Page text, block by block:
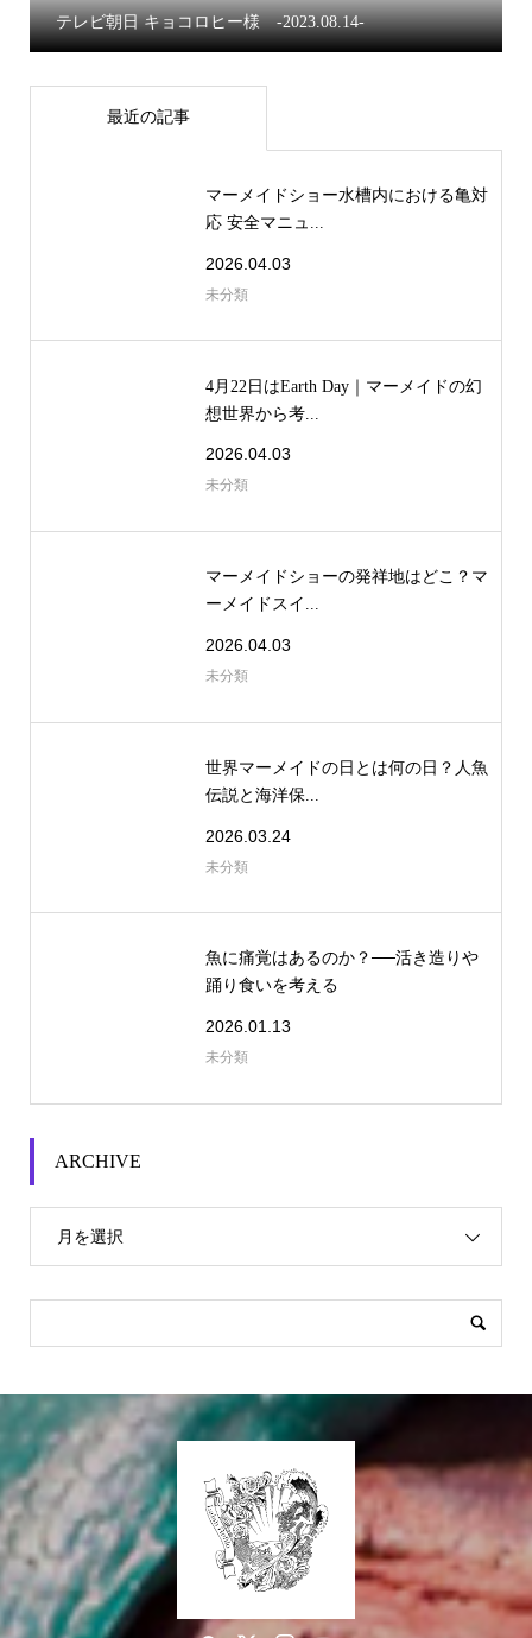
テレビ朝日 キョコロヒー様 -2023.08.14-
最近の記事
マーメイドショー水槽内における亀対
応 安全マニュ...
2026.04.03
未分類
4月22日はEarth Day｜マーメイドの幻
想世界から考...
2026.04.03
未分類
マーメイドショーの発祥地はどこ？マ
ーメイドスイ...
2026.04.03
未分類
世界マーメイドの日とは何の日？人魚
伝説と海洋保...
2026.03.24
未分類
魚に痛覚はあるのか？──活き造りや
踊り食いを考える
2026.01.13
未分類
ARCHIVE
月を選択